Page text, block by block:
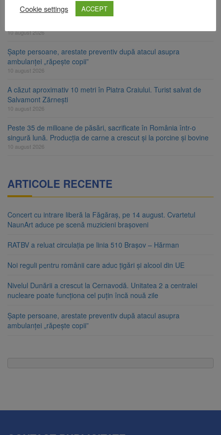
Nivelul Dunării a crescut la Cernavodă. Unitatea 2 a centralei
10 august 2026
Șapte persoane, arestate preventiv după atacul asupra
ambulanței „răpește copii”
10 august 2026
A căzut aproximativ 10 metri în Piatra Craiului. Turist salvat de
Salvamont Zărnești
10 august 2026
Peste 35 de milioane de păsări, sacrificate în România într-o
singură lună. Producția de carne a crescut și la porcine și bovine
10 august 2026
ARTICOLE RECENTE
Concert cu intrare liberă la Făgăraș, pe 14 august. Cvartetul
NaunArt aduce pe scenă muzicieni brașoveni
RATBV a reluat circulația pe linia 510 Brașov – Hărman
Noi reguli pentru românii care aduc țigări și alcool din UE
Nivelul Dunării a crescut la Cernavodă. Unitatea 2 a centralei
nucleare poate funcționa cel puțin încă nouă zile
Șapte persoane, arestate preventiv după atacul asupra
ambulanței „răpește copii”
Cookie settings
ACCEPT